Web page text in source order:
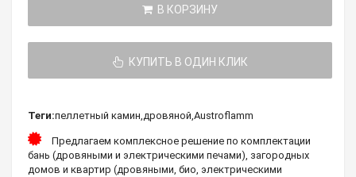
В КОРЗИНУ
КУПИТЬ В ОДИН КЛИК
Теги:пеллетный камин,дровяной,Austroflamm
Предлагаем комплексное решение по комплектации
бань (дровяными и электрическими печами), загородных
домов и квартир (дровяными, био, электрическими